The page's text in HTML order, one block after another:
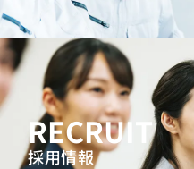
RECRUIT
採用情報